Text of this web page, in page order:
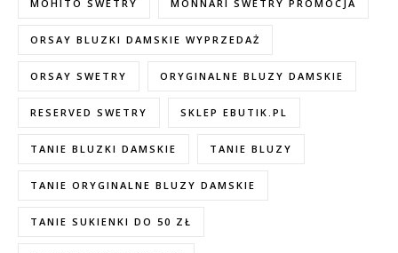
MOHITO SWETRY MONNARI SWETRY PROMOCJA
ORSAY BLUZKI DAMSKIE WYPRZEDAŻ
ORSAY SWETRY ORYGINALNE BLUZY DAMSKIE
RESERVED SWETRY SKLEP EBUTIK.PL
TANIE BLUZKI DAMSKIE TANIE BLUZY
TANIE ORYGINALNE BLUZY DAMSKIE
TANIE SUKIENKI DO 50 ZŁ